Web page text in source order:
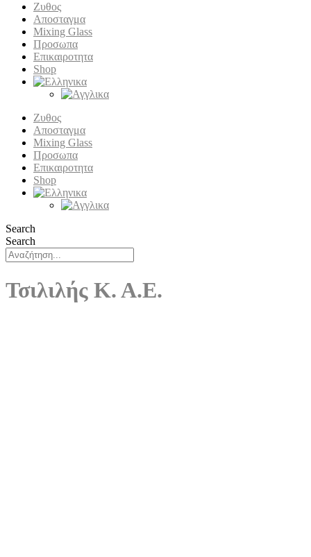
Ζυθος
Αποσταγμα
Mixing Glass
Προσωπα
Επικαιροτητα
Shop
Ζυθος
Αποσταγμα
Mixing Glass
Προσωπα
Επικαιροτητα
Shop
Search
Search
Τσιλιλής Κ. Α.Ε.